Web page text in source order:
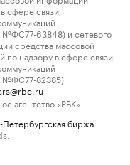
сфере связи,
№ФС77-63848) и сетевого
средства массовой
надзору в сфере связи,
№ФС77-82385)
агентство «РБК».
Петербургская биржа